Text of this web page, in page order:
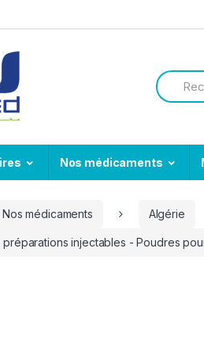
Search
for:
Nos médicaments
Nos médicaments Algérie
préparations injectables - Poudres